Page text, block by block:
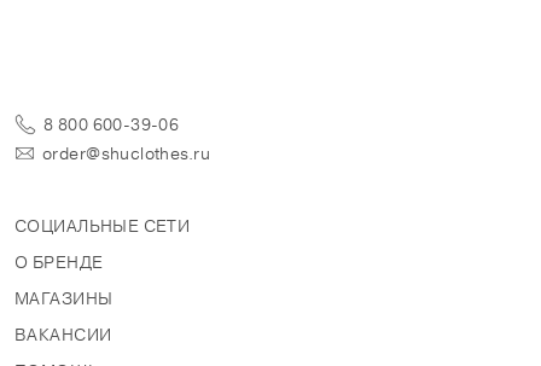
8 800 600-39-06
order@shuclothes.ru
СОЦИАЛЬНЫЕ СЕТИ
О БРЕНДЕ
МАГАЗИНЫ
ВАКАНСИИ